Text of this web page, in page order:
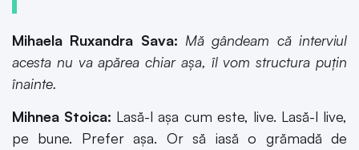
Mihaela Ruxandra Sava: Mă gândeam că interviul
acesta nu va apărea chiar așa, îl vom structura puțin
înainte.
Mihnea Stoica: Lasă-l așa cum este, live. Lasă-l live,
pe bune. Prefer așa. Or să iasă o grămadă de